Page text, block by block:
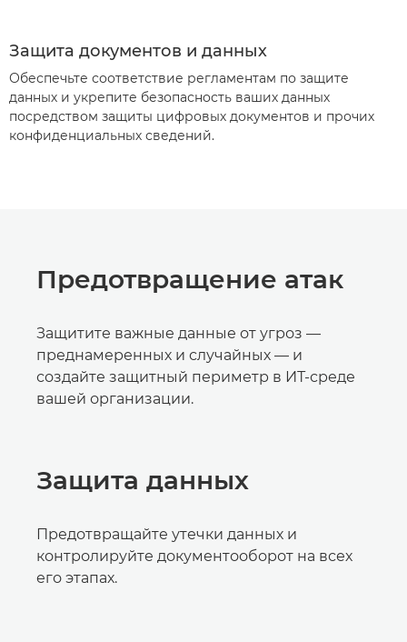
Защита документов и данных
Обеспечьте соответствие регламентам по защите
данных и укрепите безопасность ваших данных
посредством защиты цифровых документов и прочих
конфиденциальных сведений.
Предотвращение атак
Защитите важные данные от угроз —
преднамеренных и случайных — и
создайте защитный периметр в ИТ-среде
вашей организации.
Защита данных
Предотвращайте утечки данных и
контролируйте документооборот на всех
его этапах.